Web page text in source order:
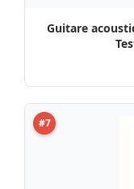
Guitare
#7